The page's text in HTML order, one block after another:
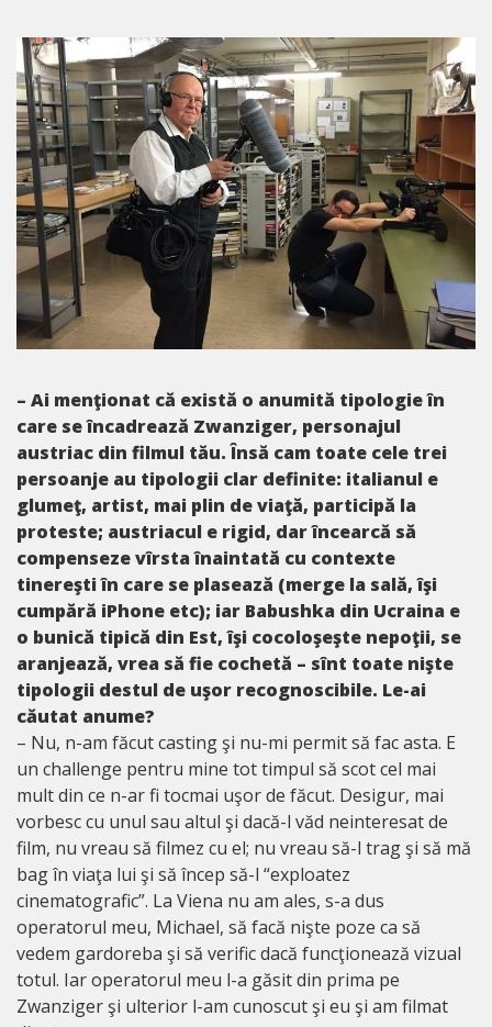
– Ai menţionat că există o anumită tipologie în
care se încadrează Zwanziger, personajul
austriac din filmul tău. Însă cam toate cele trei
persoanje au tipologii clar definite: italianul e
glumeţ, artist, mai plin de viaţă, participă la
proteste; austriacul e rigid, dar încearcă să
compenseze vîrsta înaintată cu contexte
tinereşti în care se plasează (merge la sală, îşi
cumpără iPhone etc); iar Babushka din Ucraina e
o bunică tipică din Est, îşi cocoloşeşte nepoţii, se
aranjează, vrea să fie cochetă – sînt toate nişte
tipologii destul de uşor recognoscibile. Le-ai
căutat anume?
– Nu, n-am făcut casting şi nu-mi permit să fac asta. E
un challenge pentru mine tot timpul să scot cel mai
mult din ce n-ar fi tocmai uşor de făcut. Desigur, mai
vorbesc cu unul sau altul şi dacă-l văd neinteresat de
film, nu vreau să filmez cu el; nu vreau să-l trag şi să mă
bag în viaţa lui şi să încep să-l “exploatez
cinematografic”. La Viena nu am ales, s-a dus
operatorul meu, Michael, să facă nişte poze ca să
vedem gardoreba şi să verific dacă funcţionează vizual
totul. Iar operatorul meu l-a găsit din prima pe
Zwanziger şi ulterior l-am cunoscut şi eu şi am filmat